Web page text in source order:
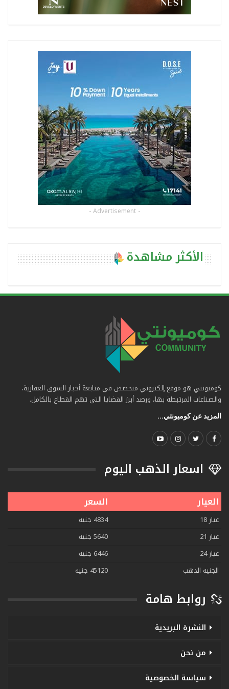
- Advertisement -
الأكثر مشاهدة
كوميونتي هو موقع إلكتروني متخصص في متابعة أخبار السوق العقارية،
والصناعات المرتبطة بها، ورصد أبرز القضايا التي تهم القطاع بالكامل.
المزيد عن كوميونتي...
اسعار الذهب اليوم
العيار السعر
عيار 18
4834 جنيه
عيار 21
5640 جنيه
عيار 24
6446 جنيه
الجنيه الذهب
45120 جنيه
روابط هامة
النشرة البريدية
من نحن
سياسة الخصوصية